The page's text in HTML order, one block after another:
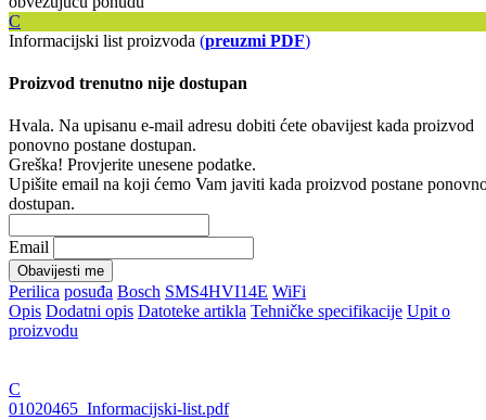
C
Informacijski list proizvoda (preuzmi PDF)
Proizvod trenutno nije dostupan
Hvala. Na upisanu e-mail adresu dobiti ćete obavijest kada proizvod
ponovno postane dostupan.
Greška! Provjerite unesene podatke.
Upišite email na koji ćemo Vam javiti kada proizvod postane
dostupan.
Email
Obavijesti me
Perilica posuđa Bosch SMS4HVI14E WiFi
Opis Dodatni opis Datoteke artikla Tehničke specifikacije Upit o
proizvodu
C
01020465_Informacijski-list.pdf